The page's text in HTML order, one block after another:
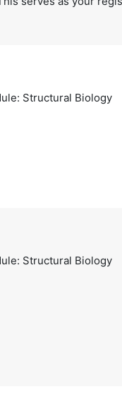
Structural Biology
Structural Biology